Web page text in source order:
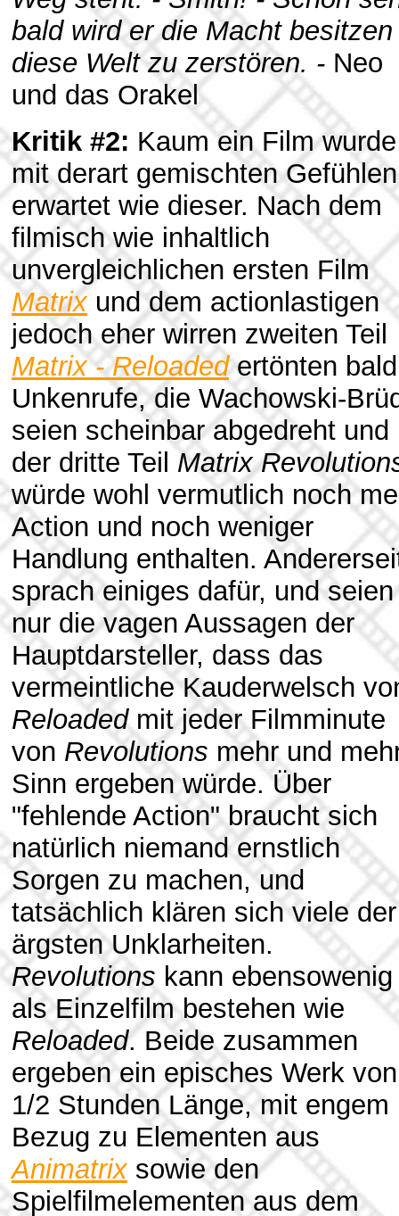
bald wird er die Macht besitzen
diese Welt zu zerstören. - Neo
und das Orakel
Kritik #2: Kaum ein Film wurde
mit derart gemischten Gefühlen
erwartet wie dieser. Nach dem
filmisch wie inhaltlich
unvergleichlichen ersten Film
Matrixund dem actionlastigen
jedoch eher wirren zweiten Teil
Matrix - Reloadedertönten bald
Unkenrufe, die Wachowski-
seien scheinbar abgedreht und
der dritte Teil Matrix
würde wohl vermutlich noch
Action und noch weniger
Handlung enthalten.
sprach einiges dafür, und
nur die vagen Aussagen der
Hauptdarsteller, dass das
vermeintliche Kauderwelsch
Reloadedmit jeder Filmminute
von Revolutions mehr und
Sinn ergeben würde. Über
"fehlende Action" braucht sich
natürlich niemand ernstlich
Sorgen zu machen, und
tatsächlich klären sich viele der
ärgsten Unklarheiten.
Revolutions kann ebensowenig
als Einzelfilm bestehen wie
Reloaded. Beide zusammen
ergeben ein episches Werk
1/2 Stunden Länge, mit engem
Bezug zu Elementen aus
Animatrixsowie den
Spielfilmelementen aus dem